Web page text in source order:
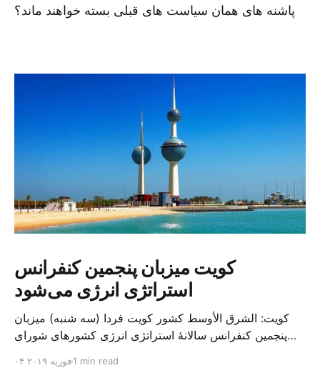
پاشنه های همان سیاست های قبلی بسته خواهند ماند؟
کویت میزبان پنجمین کنفرانس
استراتژی انرژی می‌شود
کویت: الشرق الأوسط کشور کویت فردا (سه شنبه) میزبان
پنجمین کنفرانس سالانهٔ استراتژی انرژی کشورهای شورای
متخصص از شرکت‌های جهانی نفت و گاز در این کنفرانس
۰۴ فوریه ۲۰۱۹1 min read